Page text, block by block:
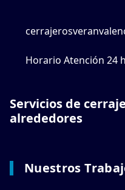
Horario Atención 24
Servicios de
alrededores
Nuestros